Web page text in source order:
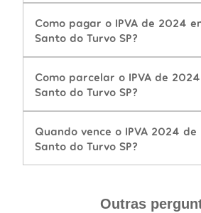
Como pagar o IPVA de 2024
Santo do Turvo SP?
Como parcelar o IPVA de
Santo do Turvo SP?
Quando vence o IPVA 2024
Santo do Turvo SP?
Outras